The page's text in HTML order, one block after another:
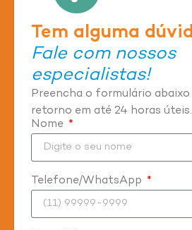
Tem alguma
Fale com nossos
especialistas!
Preencha o formulário abaixo
retorno em até 24 horas úteis.
Nome
Telefone/WhatsApp